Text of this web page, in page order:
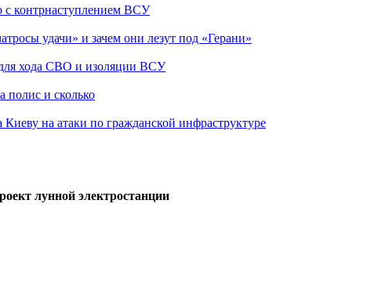
с контрнаступлением ВСУ
удачи» и зачем они лезут под «Герани»
для хода СВО и изоляции ВСУ
полис и сколько
Киеву на атаки по гражданской инфраструктуре
лунной электростанции